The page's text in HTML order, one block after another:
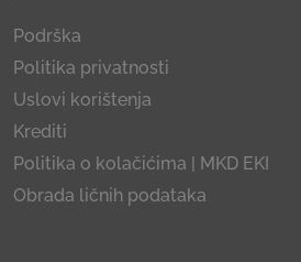
Podrška
Politika privatnosti
Uslovi korištenja
Krediti
Politika o kolačićima | MKD EKI
Obrada ličnih podataka